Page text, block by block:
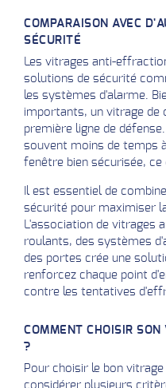
COMPARAISON AVEC
SÉCURITÉ
Les vitrages anti-
solutions de sécurité
les systèmes d'alarme.
importants, un vitrage de
première ligne de
souvent moins de temps
fenêtre bien sécurisée, ce
Il est essentiel de
sécurité pour maximiser
L'association de vitrages
roulants, des systèmes
des portes crée une
renforcez chaque point
contre les tentatives
COMMENT CHOISIR
?
Pour choisir le bon
considérer plusieurs